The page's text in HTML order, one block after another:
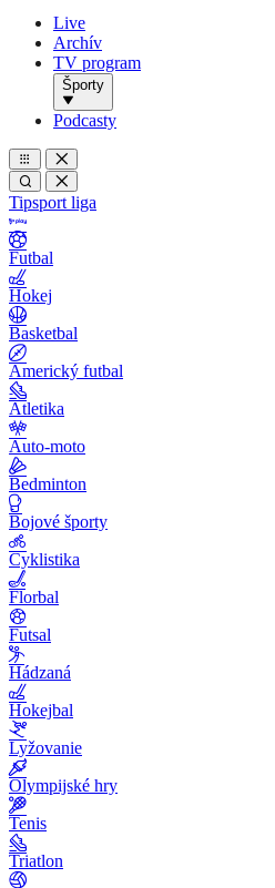
Live
Archív
TV program
Športy
Podcasty
Tipsport liga
Futbal
Hokej
Basketbal
Americký futbal
Atletika
Auto-moto
Bedminton
Bojové športy
Cyklistika
Florbal
Futsal
Hádzaná
Hokejbal
Lyžovanie
Olympijské hry
Tenis
Triatlon